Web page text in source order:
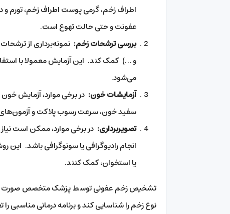
اطراف زخم، گرمی پوست اطراف زخم، تورم و
عفونت و حتی حالت تهوع است.
بررسی ترشحات زخم: نمونه‌برداری از
و …) کمک کند. این آزمایش معمولا با
می‌شود.
آزمایشات خون: در برخی موارد، آزمایش
سفید خون، سرعت رسوب پلاکت و آزمون‌های
تصویربرداری: در برخی موارد، ممکن است
انجام رادیوگرافی یا سونوگرافی باشد.
یا استخوان، کمک کنند.
تشخیص زخم عفونی توسط پزشک متخصص صورت
نوع زخم را شناسایی کند و برنامه درمانی مناسبی